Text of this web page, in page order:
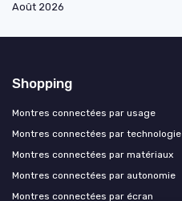
Août 2026
Shopping
Montres connectées par usage
Montres connectées par technologie
Montres connectées par matériaux
Montres connectées par autonomie
Montres connectées par écran